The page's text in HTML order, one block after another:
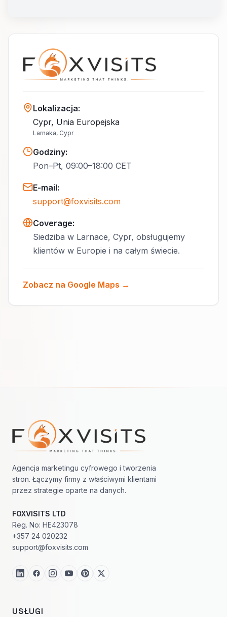
Lokalizacja:
Cypr, Unia Europejska
Larnaka, Cypr
Godziny:
Pon–Pt, 09:00–18:00 CET
E-mail:
support@foxvisits.com
Coverage:
Siedziba w Larnace, Cypr, obsługujemy
klientów w Europie i na całym świecie.
Zobacz na Google Maps →
Nawigacja w stopce
Agencja marketingu cyfrowego i tworzenia
stron. Łączymy firmy z właściwymi klientami
przez strategie oparte na danych.
FOXVISITS LTD
Reg. No: HE423078
+357 24 020232
support@foxvisits.com
USŁUGI